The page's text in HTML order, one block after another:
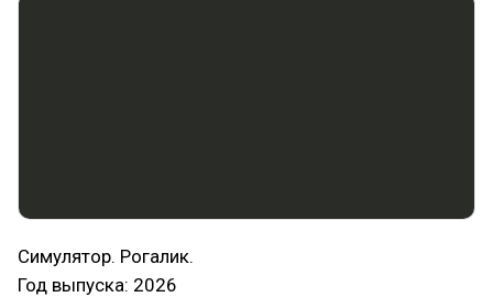
Симулятор. Рогалик.
Год выпуска: 2026